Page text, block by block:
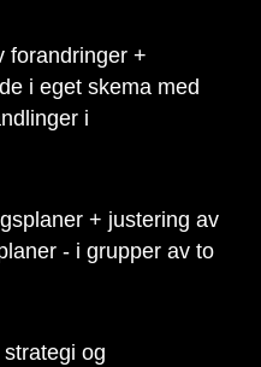
forandringer +
i eget skema med
i
+ justering av
- i grupper av to
og